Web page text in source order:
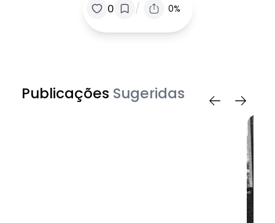
0 / 0%
Publicações Sugeridas